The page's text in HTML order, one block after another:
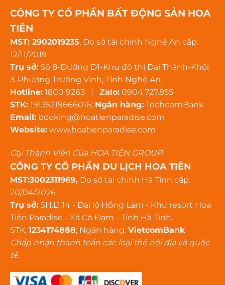
CÔNG TY CỔ PHẦN BẤT ĐỘNG SẢN HOA
TIÊN
MST: 2902019235, Do sở tài chính Nghệ An cấp:
12/11/2019
Trụ sở: Số 8-Đường D1-Khu đô thị Đại Thành-Khối
3-Phường Trường Vinh, Tỉnh Nghệ An.
Hotline: 1800 9263 | Zalo: 0904.727.855
STK: 19135219666016; Ngân hàng: TechcomBank
Email: booking@hoatienparadise.com
Website: www.hoatienparadise.com
Cty Thành Viên Của HOA TIÊN GROUP:
CÔNG TY CỔ PHẦN DU LỊCH HOA TIÊN
MST:3002311969, Do sở tài chính Hà Tĩnh cấp:
20/04/2026
Trụ sở: SH.L1.14 - Đại lộ Hồng Lam - Khu resort Hoa
Tiên Paradise - Xã Cổ Đạm - Tỉnh Hà Tĩnh.
STK: 1234174888; Ngân hàng: VietcomBank
Chấp nhận thanh toán các loại thẻ nội địa và quốc
tế.